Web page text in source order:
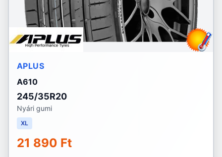
APLUS
A610
245/35R20
Nyári gumi
XL
21 890 Ft